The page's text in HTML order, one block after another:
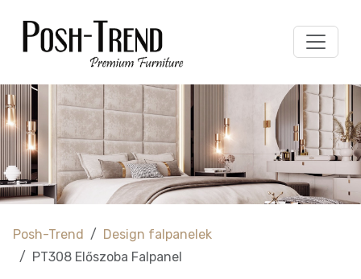
Posh-Trend
Design falpanelek
PT308 Előszoba Falpanel